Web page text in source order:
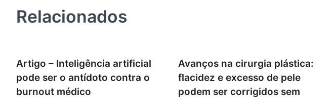
Relacionados
Artigo – Inteligência artificial
pode ser o antídoto contra o
burnout médico
Avanços na cirurgia plástica:
flacidez e excesso de pele
podem ser corrigidos sem